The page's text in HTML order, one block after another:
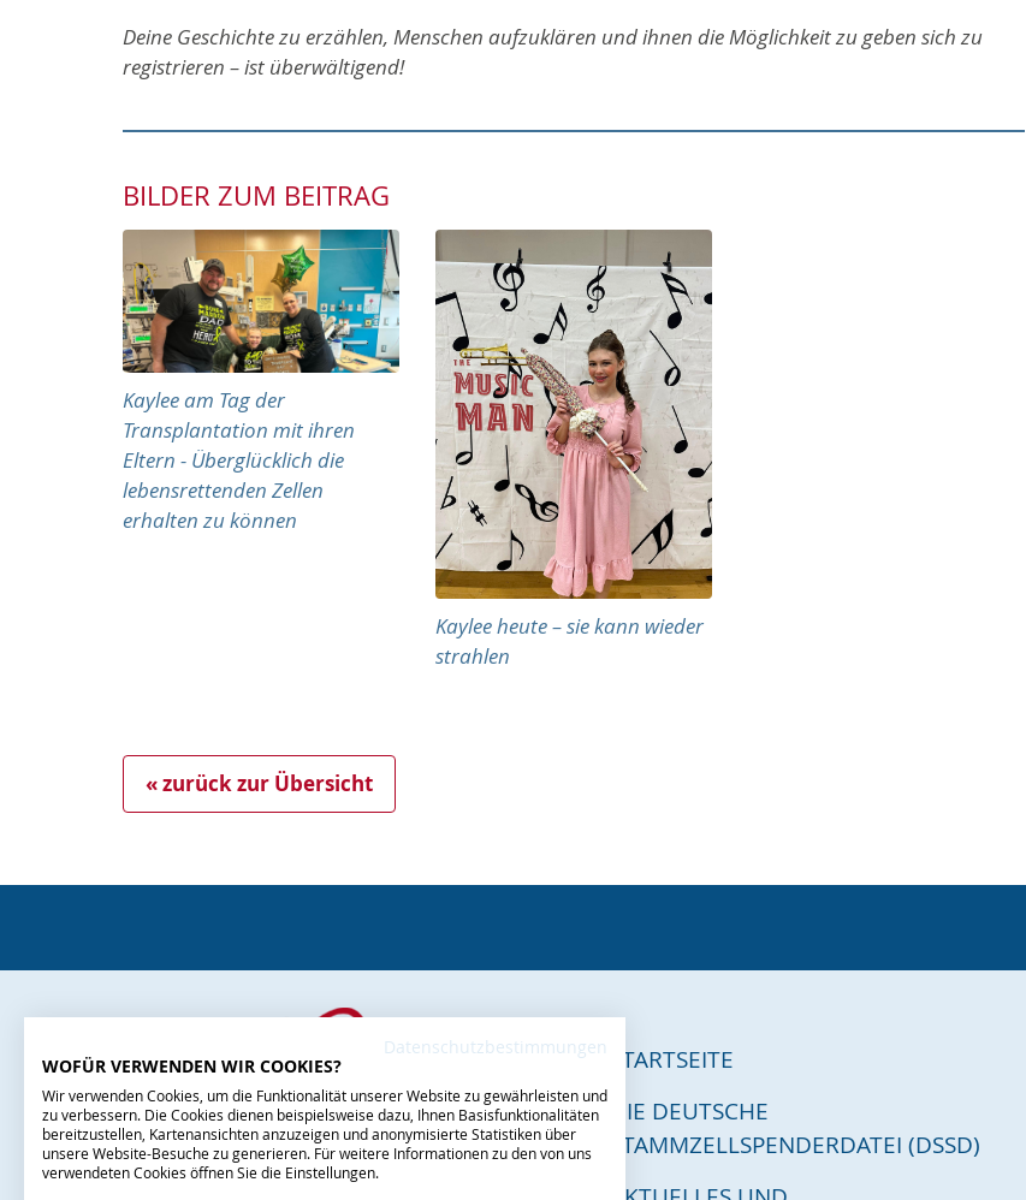
Deine Geschichte zu erzählen, Menschen aufzuklären und ihnen die Möglichkeit zu geben sich zu
registrieren – ist überwältigend!
BILDER ZUM BEITRAG
Kaylee am Tag der
Transplantation mit ihren
Eltern - Überglücklich die
lebensrettenden Zellen
erhalten zu können
Kaylee heute – sie kann wieder
strahlen
« zurück zur Übersicht
STARTSEITE
DIE DEUTSCHE
STAMMZELLSPENDERDATEI (DSSD)
Datenschutzbestimmungen
WOFÜR VERWENDEN WIR COOKIES?
Wir verwenden Cookies, um die Funktionalität unserer Website zu gewährleisten und
zu verbessern. Die Cookies dienen beispielsweise dazu, Ihnen Basisfunktionalitäten
bereitzustellen, Kartenansichten anzuzeigen und anonymisierte Statistiken über
unsere Website-Besuche zu generieren. Für weitere Informationen zu den von uns
verwendeten Cookies öffnen Sie die Einstellungen.